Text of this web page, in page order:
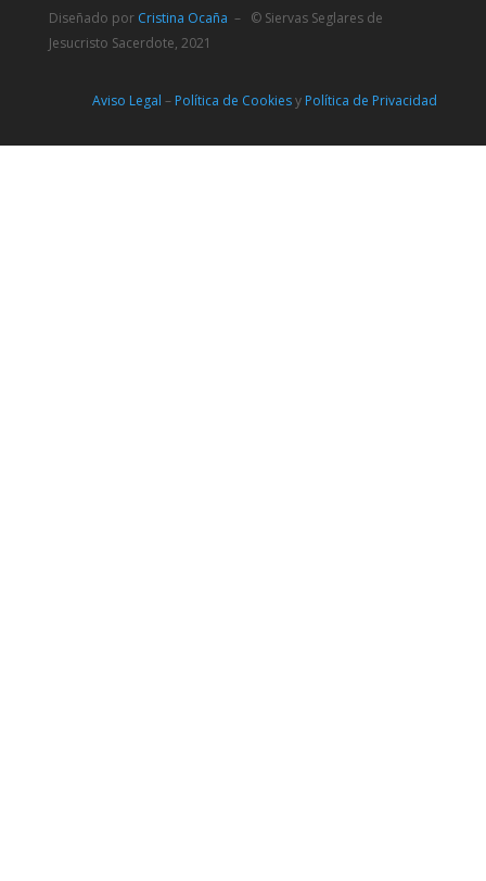
Diseñado por Cristina Ocaña – © Siervas Seglares de
Jesucristo Sacerdote, 2021
Aviso Legal – Política de Cookiesy Política de Privacidad